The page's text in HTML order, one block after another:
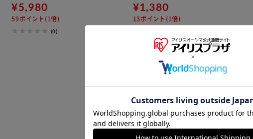
¥5,980
59ポイント(1倍)
(0)
全方位受信 ワンセグ TV ポータブ
ル マグネット固定 簡単設置【代
引き不可】
¥1,380
13ポイント(1倍)
販売元：三重通信
08月09日発送予定
1
※ご確認ください